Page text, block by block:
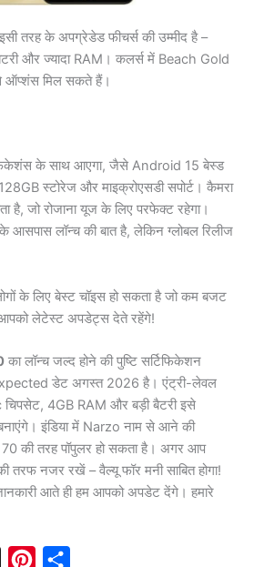
तरह के अपग्रेडेड फीचर्स की उम्मीद है –
और ज्यादा RAM। कलर्स में Beach Gold
मिल सकते हैं।
के साथ आएगा, जैसे Android 15 बेस्ड
स्टोरेज और माइक्रोएसडी सपोर्ट। कैमरा
है, जो रोजाना यूज के लिए परफेक्ट रहेगा।
आसपास लॉन्च की बात है, लेकिन ग्लोबल रिलीज
के लिए बेस्ट चॉइस हो सकता है जो कम बजट
लेटेस्ट अपडेट्स देते रहेंगे!
का लॉन्च जल्द होने की पुष्टि सर्टिफिकेशन
डेट अगस्त 2026 है। एंट्री-लेवल
4GB RAM और बड़ी बैटरी इसे
इंडिया में Narzo नाम से आने की
की तरह पॉपुलर हो सकता है। अगर आप
तरफ नजर रखें – वैल्यू फॉर मनी साबित होगा!
आते ही हम आपको अपडेट देंगे। हमारे